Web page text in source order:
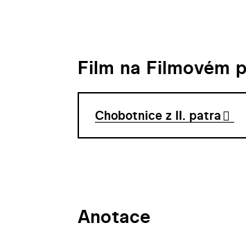
Film na Filmovém
Chobotnice z II. patra
Anotace